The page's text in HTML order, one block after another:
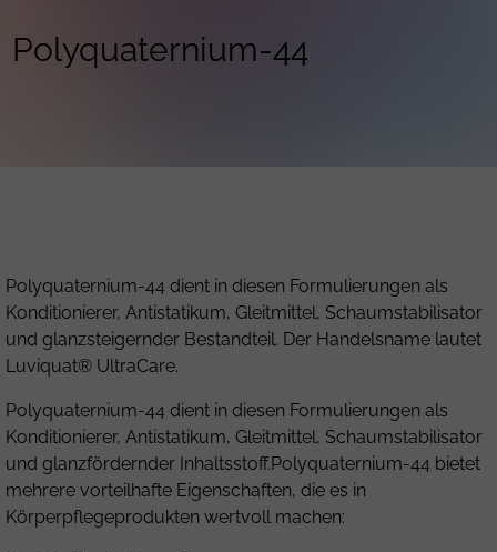
Polyquaternium-44
Polyquaternium-44 dient in diesen Formulierungen als
Konditionierer, Antistatikum, Gleitmittel, Schaumstabilisator
und glanzsteigernder Bestandteil. Der Handelsname lautet
Luviquat® UltraCare.
Polyquaternium-44 dient in diesen Formulierungen als
Konditionierer, Antistatikum, Gleitmittel, Schaumstabilisator
und glanzfördernder Inhaltsstoff.Polyquaternium-44 bietet
mehrere vorteilhafte Eigenschaften, die es in
Körperpflegeprodukten wertvoll machen: